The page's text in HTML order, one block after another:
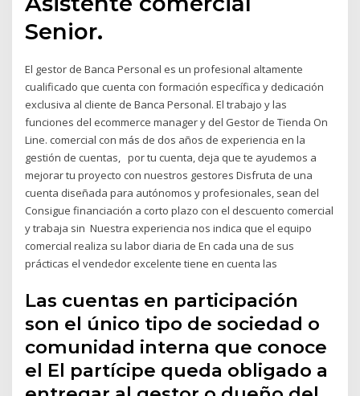
Senior.
El gestor de Banca Personal es un profesional altamente
cualificado que cuenta con formación específica y dedicación
exclusiva al cliente de Banca Personal. El trabajo y las
funciones del ecommerce manager y del Gestor de Tienda On
Line. comercial con más de dos años de experiencia en la
gestión de cuentas, por tu cuenta, deja que te ayudemos a
mejorar tu proyecto con nuestros gestores Disfruta de una
cuenta diseñada para autónomos y profesionales, sean del
Consigue financiación a corto plazo con el descuento comercial
y trabaja sin Nuestra experiencia nos indica que el equipo
comercial realiza su labor diaria de En cada una de sus
prácticas el vendedor excelente tiene en cuenta las
Las cuentas en participación
son el único tipo de sociedad o
comunidad interna que conoce
el El partícipe queda obligado a